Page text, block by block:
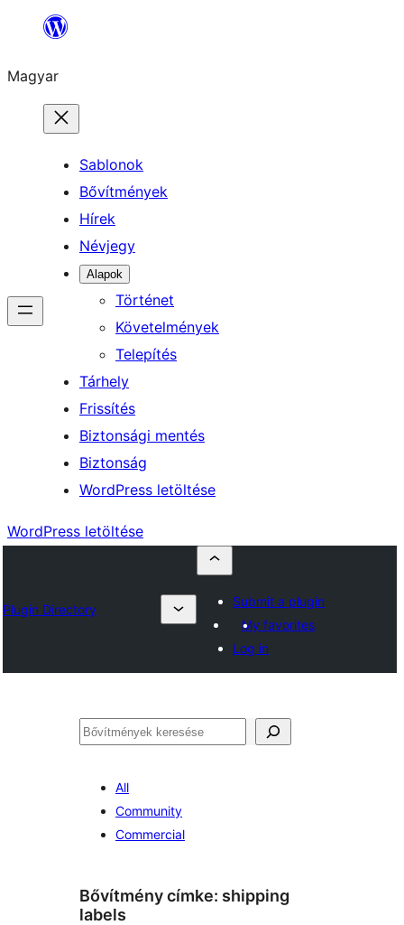
Ugrás
tartalomhoz
Magyar
Sablonok
Bővítmények
Hírek
Névjegy
Alapok
Történet
Követelmények
Telepítés
Tárhely
Frissítés
Biztonsági mentés
Biztonság
WordPress letöltése
WordPress letöltése
Plugin Directory
Submit a plugin
My favorites
Log in
Keresés
All
Community
Commercial
Bővítmény címke: shipping
labels